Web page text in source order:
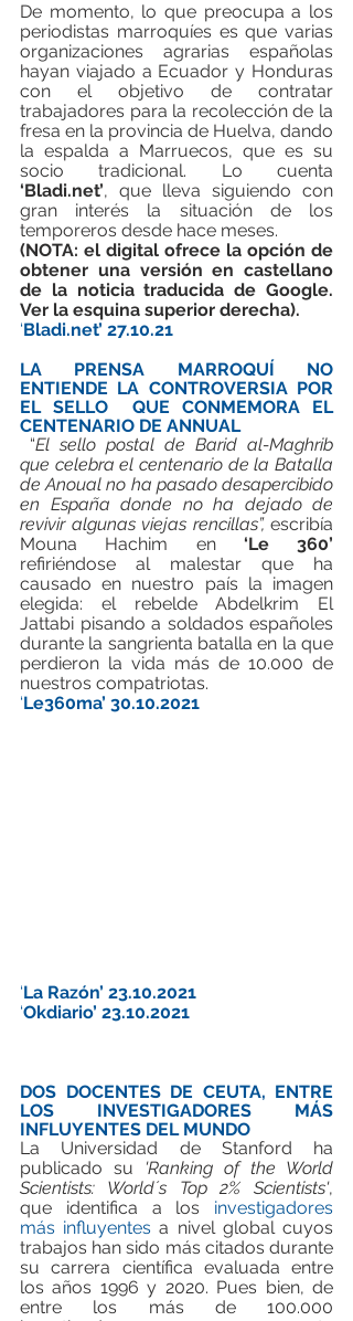
De momento, lo que preocupa a los
periodistas marroquíes es que varias
organizaciones agrarias españolas
hayan viajado a Ecuador y Honduras
con el objetivo de contratar
trabajadores para la recolección de la
fresa en la provincia de Huelva, dando
la espalda a Marruecos, que es su
‘Bladi.net’, que lleva siguiendo con
gran interés la situación de los
temporeros desde hace meses.
(NOTA: el digital ofrece la opción de
obtener una versión en castellano
de la noticia traducida de Google.
Ver la esquina superior derecha).
‘Bladi.net’ 27.10.21
LA PRENSA MARROQUÍ NO
ENTIENDE LA CONTROVERSIA POR
EL SELLO 	QUE CONMEMORA EL
CENTENARIO DE ANNUAL
“El sello postal de Barid al-Maghrib
que celebra el centenario de la Batalla
de Anoual no ha pasado desapercibido
en España donde no ha dejado de
revivir algunas viejas rencillas”, escribía
Mouna Hachim en
refiriéndose al malestar que ha
causado en nuestro país la imagen
elegida: el rebelde Abdelkrim El
Jattabi pisando a soldados españoles
durante la sangrienta batalla en la que
perdieron la vida más de 10.000 de
nuestros compatriotas.
‘Le360ma’ 30.10.2021
‘La Razón’ 23.10.2021
‘Okdiario’ 23.10.2021
DOS DOCENTES DE CEUTA, ENTRE
LOS INVESTIGADORES MÁS
INFLUYENTES DEL MUNDO
La Universidad de Stanford ha
publicado su
'Ranking of the World
Scientists: World´s Top 2% Scientists',
que identifica a los investigadores
más influyentes a nivel global cuyos
trabajos han sido más citados durante
su carrera científica evaluada entre
los años 1996 y 2020. Pues bien, de
entre los más de 100.000